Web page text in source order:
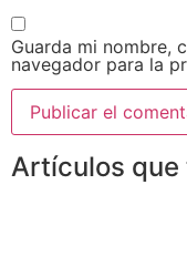
Guarda mi nombre,
navegador para la
Artículos que